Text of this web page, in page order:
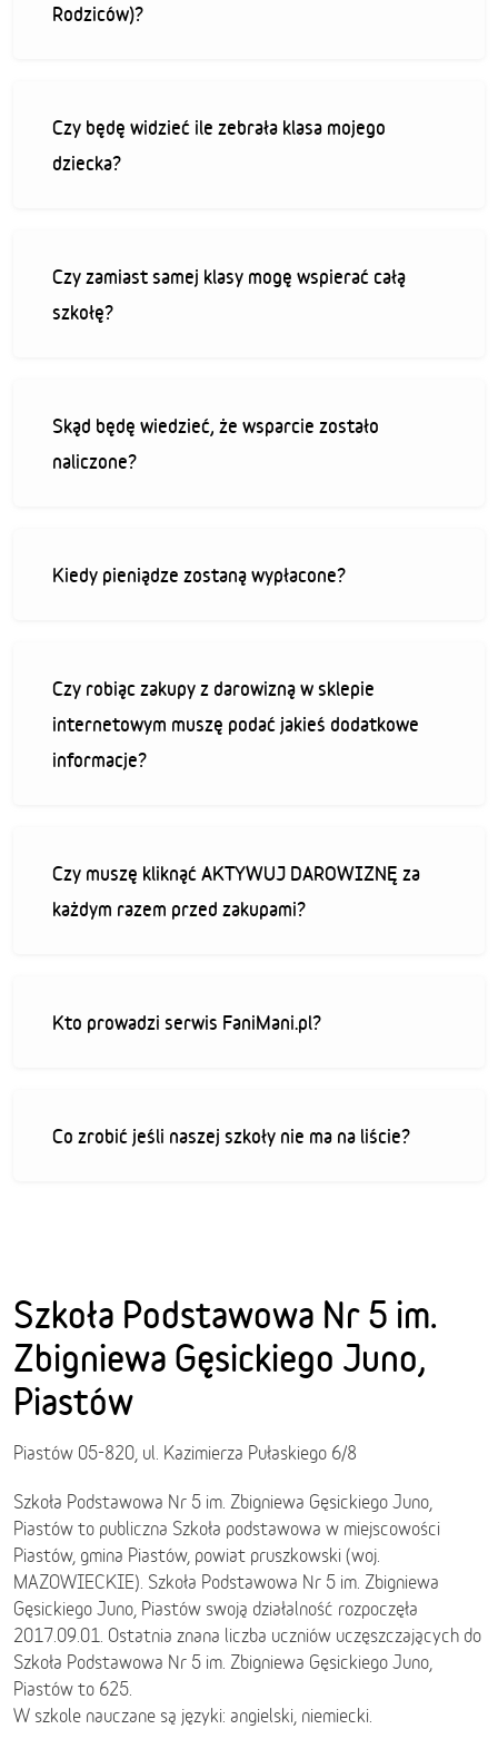
Rodziców)?
Czy będę widzieć ile zebrała klasa mojego
dziecka?
Czy zamiast samej klasy mogę wspierać całą
szkołę?
Skąd będę wiedzieć, że wsparcie zostało
naliczone?
Kiedy pieniądze zostaną wypłacone?
Czy robiąc zakupy z darowizną w sklepie
internetowym muszę podać jakieś dodatkowe
informacje?
Czy muszę kliknąć AKTYWUJ DAROWIZNĘ za
każdym razem przed zakupami?
Kto prowadzi serwis FaniMani.pl?
Co zrobić jeśli naszej szkoły nie ma na liście?
Szkoła Podstawowa Nr 5 im.
Zbigniewa Gęsickiego Juno,
Piastów
Piastów 05-820, ul. Kazimierza Pułaskiego 6/8
Szkoła Podstawowa Nr 5 im. Zbigniewa Gęsickiego Juno,
Piastów to publiczna Szkoła podstawowa w miejscowości
Piastów, gmina Piastów, powiat pruszkowski (woj.
MAZOWIECKIE). Szkoła Podstawowa Nr 5 im. Zbigniewa
Gęsickiego Juno, Piastów swoją działalność rozpoczęła
2017.09.01. Ostatnia znana liczba uczniów uczęszczających do
Szkoła Podstawowa Nr 5 im. Zbigniewa Gęsickiego Juno,
Piastów to 625.
W szkole nauczane są języki: angielski, niemiecki.